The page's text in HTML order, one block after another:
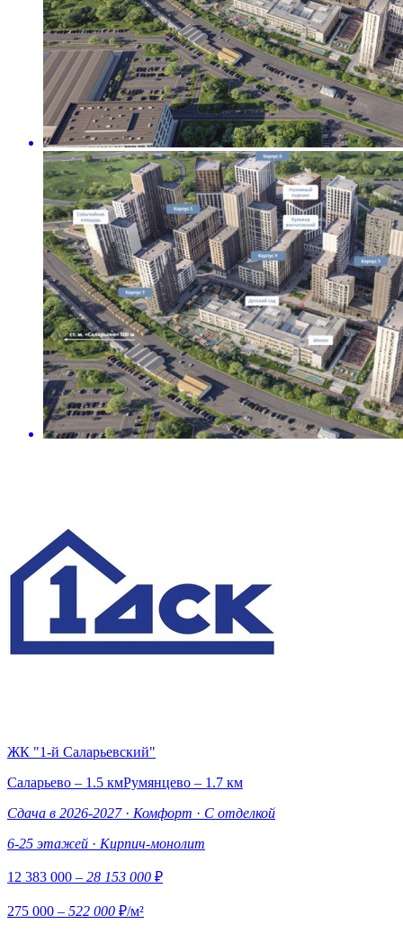
ЖК "1-й Саларьевский"
Саларьево – 1.5 кмРумянцево – 1.7 км
Сдача в 2026-2027 · Комфорт · С отделкой
6-25 этажей · Кирпич-монолит
12 383 000 – 28 153 000 ₽
275 000 – 522 000 ₽/м²